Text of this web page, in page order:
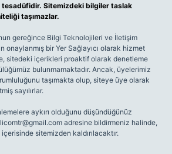
Sitemizdeki bilgiler taslak
taşımazlar.
gereğince Bilgi Teknolojileri ve İletişim
onaylanmış bir Yer Sağlayıcı olarak hizmet
sitedeki içerikleri proaktif olarak denetleme
bulunmamaktadır. Ancak, üyelerimiz
taşımakta olup, siteye üye olarak
sayılırlar.
aykırı olduğunu düşündüğünüz
adresine bildirmeniz halinde,
sitemizden kaldırılacaktır.